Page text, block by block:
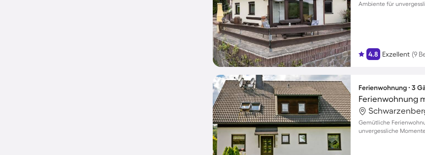
Ambiente für
4.8 Exzellent (9
Ferienwohnung ∙ 3
Ferienwohnung
Gemütliche
unvergessliche